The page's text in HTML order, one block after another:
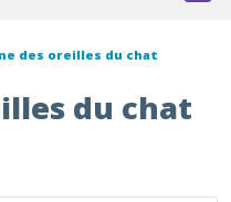
des oreilles du chat
du chat